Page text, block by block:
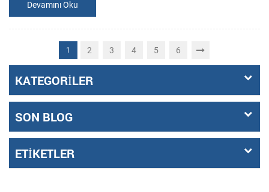
Devamını Oku
1 2 3 4 5 6
KATEGORILER
SON BLOG
ETIKETLER